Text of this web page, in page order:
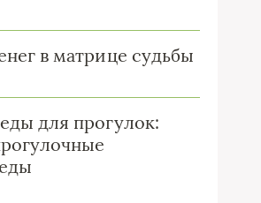
в матрице судьбы
для прогулок: